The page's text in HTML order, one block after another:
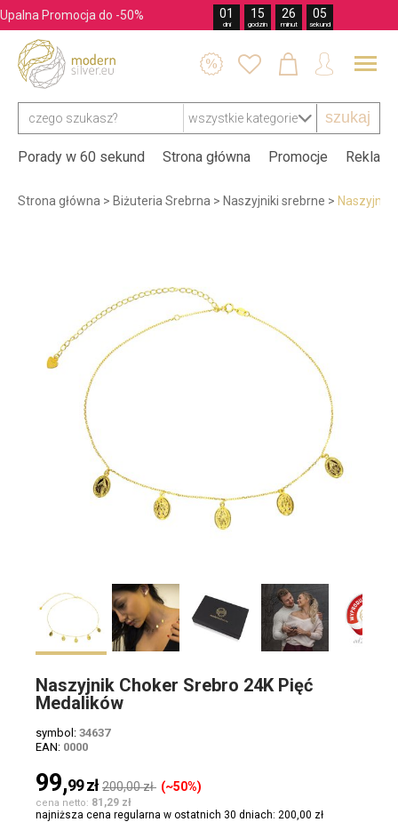
Upalna Promocja do -50% 01
dni
15
godzin
26
minut
04
sekund
szukaj
   
Porady w 60 sekund Strona główna Promocje
Strona główna > Biżuteria Srebrna > Naszyjniki srebrne > Naszyjnik
Naszyjnik Choker Srebro 24K Pięć
Medalików
symbol: 34637
EAN: 0000
99,99zł 200,00 zł (~50%)
cena netto: 81,29 zł
najniższa cena regularna w ostatnich 30 dniach: 200,00 zł